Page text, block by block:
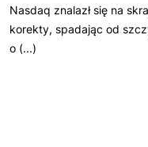
Nasdaq znalazł się na
korekty, spadając od
o (...)